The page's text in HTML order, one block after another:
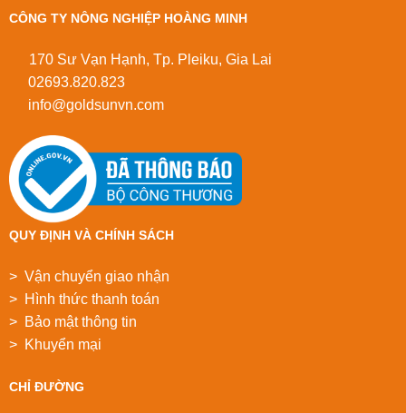
CÔNG TY NÔNG NGHIỆP HOÀNG MINH
170 Sư Vạn Hạnh, Tp. Pleiku, Gia Lai
02693.820.823
info@goldsunvn.com
QUY ĐỊNH VÀ CHÍNH SÁCH
> Vận chuyển giao nhận
> Hình thức thanh toán
> Bảo mật thông tin
> Khuyển mại
CHỈ ĐƯỜNG